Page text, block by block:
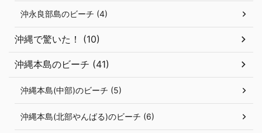
沖永良部島のビーチ (4)
沖縄で驚いた！ (10)
沖縄本島のビーチ (41)
沖縄本島(中部)のビーチ (5)
沖縄本島(北部やんばる)のビーチ (6)